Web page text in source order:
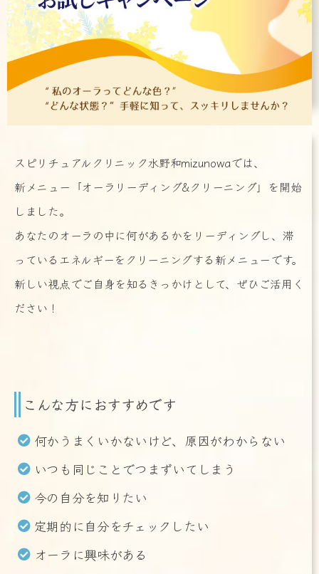
スピリチュアルクリニック水野和mizunowaでは、
新メニュー「オーラリーディング&クリーニング」を開始
しました。
あなたのオーラの中に何があるかをリーディングし、滞
っているエネルギーをクリーニングする新メニューです。
新しい視点でご自身を知るきっかけとして、ぜひご活用く
ださい！
こんな方におすすめです
何かうまくいかないけど、原因がわからない
いつも同じことでつまずいてしまう
今の自分を知りたい
定期的に自分をチェックしたい
オーラに興味がある